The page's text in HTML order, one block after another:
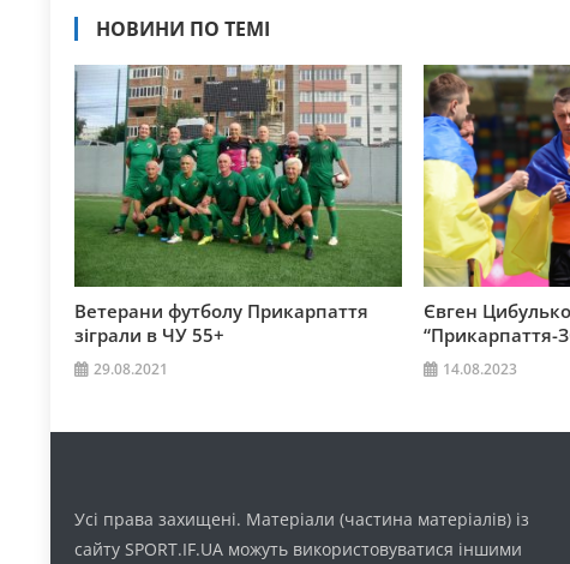
НОВИНИ ПО ТЕМІ
Ветерани футболу Прикарпаття
зіграли в ЧУ 55+
29.08.2021
Євген
“Прикарпаття-
14.08.2023
Усі права захищені. Матеріали (частина матеріалів) із
сайту SPORT.IF.UA можуть використовуватися іншими